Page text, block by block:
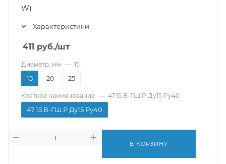
W)
Характеристики
411 руб./шт
Диаметр, мм — 15
15 20 25
Краткое наименование — 47.15.В-ГШ.Р Ду15 Ру40
47.15.В-ГШ.Р Ду15 Ру40
В КОРЗИНУ